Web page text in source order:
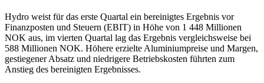
Hydro weist für das erste Quartal ein bereinigtes Ergebnis vor
Finanzposten und Steuern (EBIT) in Höhe von 1 448 Millionen
NOK aus, im vierten Quartal lag das Ergebnis vergleichsweise bei
588 Millionen NOK. Höhere erzielte Aluminiumpreise und Margen,
gestiegener Absatz und niedrigere Betriebskosten führten zum
Anstieg des bereinigten Ergebnisses.